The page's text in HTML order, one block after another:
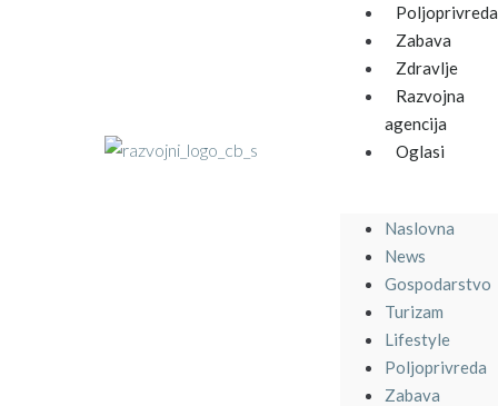
Poljoprivreda
Zabava
Zdravlje
Razvojna
agencija
Oglasi
Naslovna
News
Gospodarstvo
Turizam
Lifestyle
Poljoprivreda
Zabava